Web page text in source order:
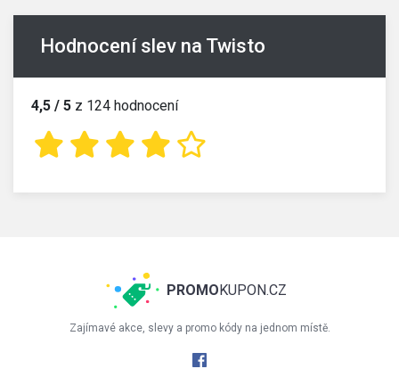
Hodnocení slev na Twisto
4,5 / 5 z 124 hodnocení
PROMOKUPON.CZ
Zajímavé akce, slevy a promo kódy na jednom místě.